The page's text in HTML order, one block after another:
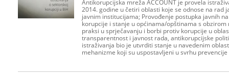
Antikorupcijska mreža ACCOUNT je provela
2014. godine u četiri oblasti koje se odnose na rad
javnim institucijama; Provođenje postupka javnih
korupcije i stanje u općinama/opštinama s
praksi u sprječavanju i borbi protiv korupcije u
transparentnost i javnost rada, antikorupcijske
istraživanja bio je utvrditi stanje u navedenim
mehanizme koji su uspostavljeni u svrhu